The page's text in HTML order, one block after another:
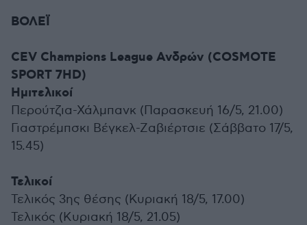
ΒΟΛΕΪ
CEV Champions League Ανδρών (COSMOTE
SPORT 7HD)
Hμιτελικοί
Περούτζια-Χάλμπανκ (Παρασκευή 16/5, 21.00)
Γιαστρέμπσκι Βέγκελ-Ζαβιέρτσιε (Σάββατο 17/5,
15.45)
Τελικοί
Τελικός 3ης θέσης (Κυριακή 18/5, 17.00)
Τελικός (Kυριακή 18/5, 21.05)